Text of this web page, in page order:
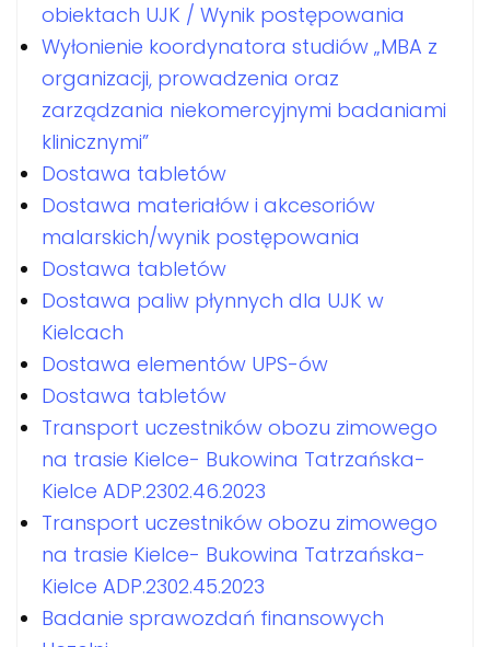
obiektach UJK / Wynik postępowania
Wyłonienie koordynatora studiów „MBA z
organizacji, prowadzenia oraz
zarządzania niekomercyjnymi badaniami
klinicznymi”
Dostawa tabletów
Dostawa materiałów i akcesoriów
malarskich/wynik postępowania
Dostawa tabletów
Dostawa paliw płynnych dla UJK w
Kielcach
Dostawa elementów UPS-ów
Dostawa tabletów
Transport uczestników obozu zimowego
na trasie Kielce- Bukowina Tatrzańska-
Kielce ADP.2302.46.2023
Transport uczestników obozu zimowego
na trasie Kielce- Bukowina Tatrzańska-
Kielce ADP.2302.45.2023
Badanie sprawozdań finansowych